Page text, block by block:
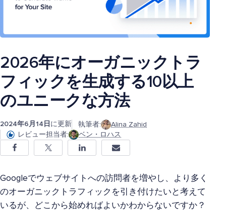
2026年にオーガニックトラ
フィックを生成する10以上
のユニークな方法
2024年6月14日 に更新 執筆者:
Alina Zahid
レビュー担当者:
ベン・ロハス
Googleでウェブサイトへの訪問者を増やし、より多く
のオーガニックトラフィックを引き付けたいと考えて
いるが、どこから始めればよいかわからないですか？